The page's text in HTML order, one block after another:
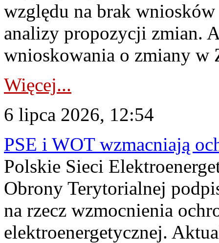
względu na brak
analizy propozycji zmian.
wnioskowania o zmiany w
Więcej...
6 lipca 2026, 12:54
PSE i WOT wzmacniają
Polskie Sieci
Obrony Terytorialnej
na rzecz wzmocnienia
elektroenergetycznej.